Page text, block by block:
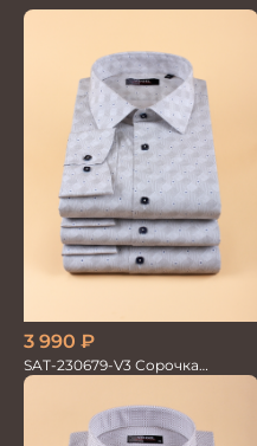
3 990 ₽
SAT-230679-V3 Сорочка
мужская